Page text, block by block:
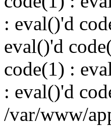
: eval()'d
eval()'d
code(1) :
: eval()'d
/var/www/